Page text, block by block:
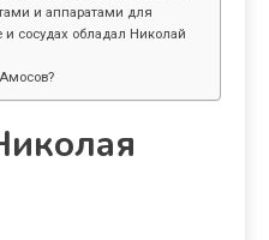
и аппаратами для
и сосудах обладал Николай